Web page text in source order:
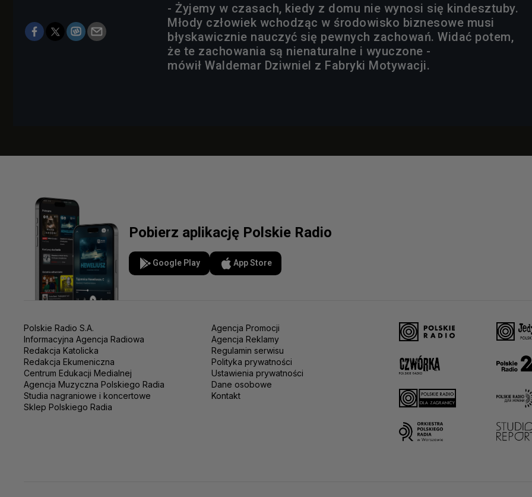
- Żyjemy w czasach, kiedy z domu nie wynosi się kindesztuby.
Młody człowiek wchodząc w środowisko biznesowe musi
błyskawicznie nauczyć się pewnych zachowań. Widać potem,
że te zachowania są nienaturalne i wyuczone -
mówił Waldemar Dziwniel z Fabryki Motywacji.
Pobierz aplikację Polskie Radio
Google Play App Store
Polskie Radio S.A.
Informacyjna Agencja Radiowa
Redakcja Katolicka
Redakcja Ekumeniczna
Centrum Edukacji Medialnej
Agencja Muzyczna Polskiego Radia
Studia nagraniowe i koncertowe
Sklep Polskiego Radia
Agencja Promocji
Agencja Reklamy
Regulamin serwisu
Polityka prywatności
Ustawienia prywatności
Dane osobowe
Kontakt